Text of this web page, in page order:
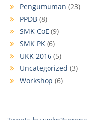
Pengumuman (23)
PPDB (8)
SMK CoE (9)
SMK PK (6)
UKK 2016 (5)
Uncategorized (3)
Workshop (6)